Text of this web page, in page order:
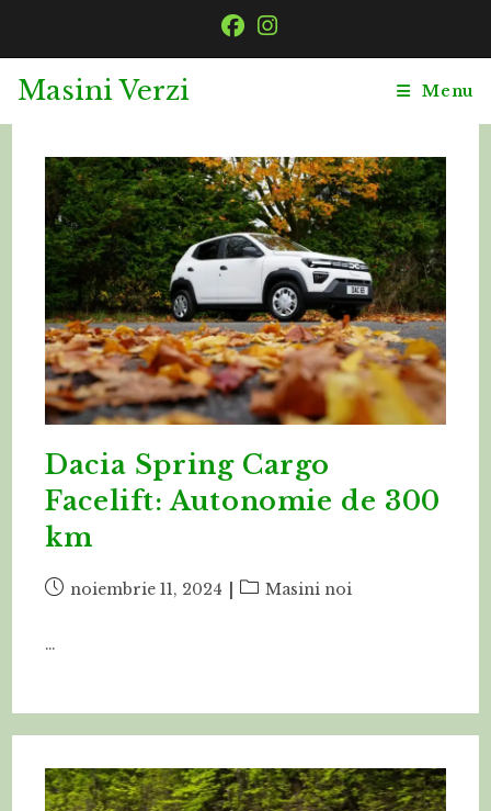
Masini Verzi Menu
Dacia Spring Cargo
Facelift: Autonomie de 300
km
Postnoiembrie 11, 2024
PostMasini noi
…